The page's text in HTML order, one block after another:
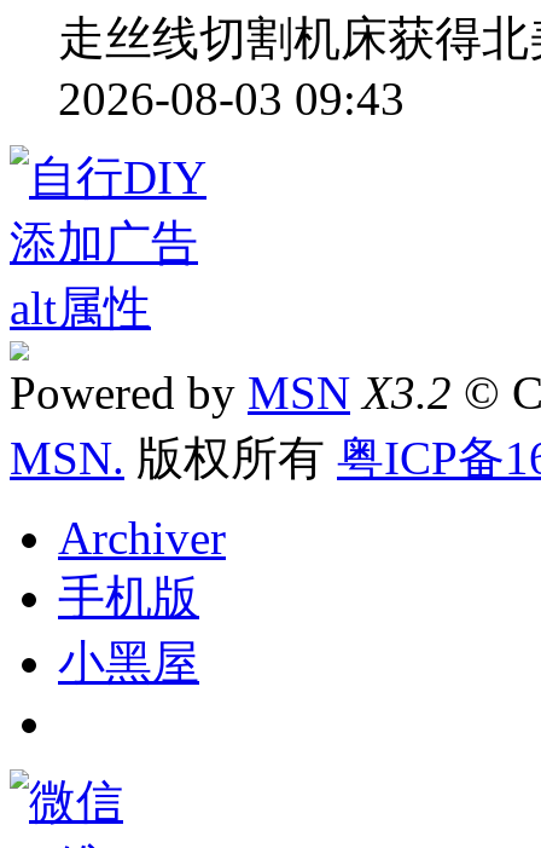
走丝线切割机床获得
2026-08-03 09:43
Powered by MSN X3.2 ©
MSN. 版权所有 粤ICP备
Archiver
手机版
小黑屋